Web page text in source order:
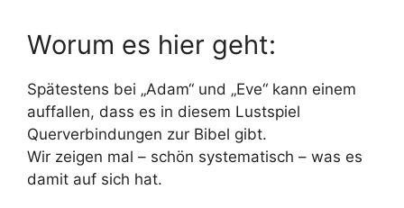
Worum es hier geht:
Spätestens bei „Adam“ und „Eve“ kann einem
auffallen, dass es in diesem Lustspiel
Querverbindungen zur Bibel gibt.
Wir zeigen mal – schön systematisch – was es
damit auf sich hat.